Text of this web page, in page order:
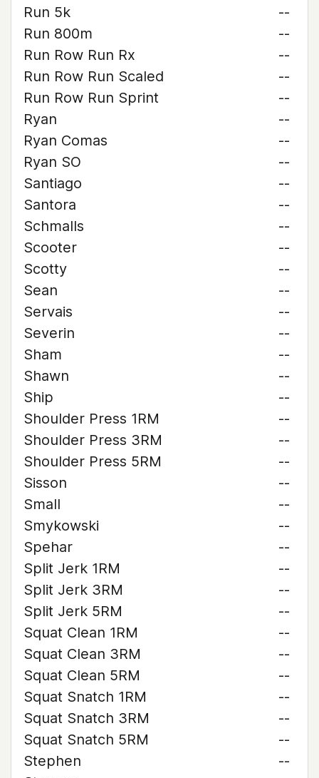
Run 5k
--
Run 800m
--
Run Row Run Rx
--
Run Row Run Scaled
--
Run Row Run Sprint
--
Ryan
--
Ryan Comas
--
Ryan SO
--
Santiago
--
Santora
--
Schmalls
--
Scooter
--
Scotty
--
Sean
--
Servais
--
Severin
--
Sham
--
Shawn
--
Ship
--
Shoulder Press 1RM
--
Shoulder Press 3RM
--
Shoulder Press 5RM
--
Sisson
--
Small
--
Smykowski
--
Spehar
--
Split Jerk 1RM
--
Split Jerk 3RM
--
Split Jerk 5RM
--
Squat Clean 1RM
--
Squat Clean 3RM
--
Squat Clean 5RM
--
Squat Snatch 1RM
--
Squat Snatch 3RM
--
Squat Snatch 5RM
--
Stephen
--